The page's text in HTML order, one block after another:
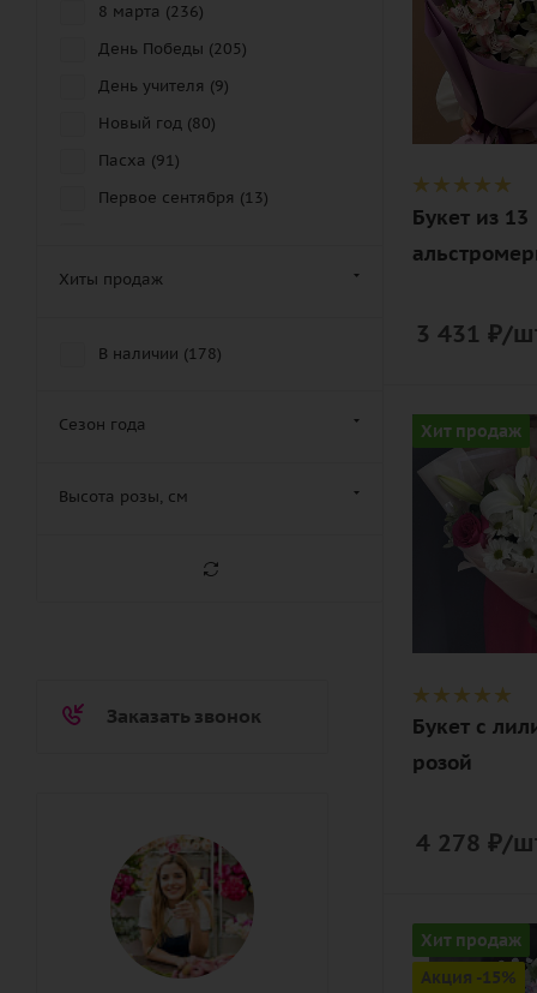
Описание
лента,
упаковка
Букет из 13
3 431 ₽/
Хит продаж
Цвет
белый,
нежный,
розовый
Описание
лилия, роза,
упаковка
Букет с
розой
4 278 ₽/
Хит продаж
Акция -15%
Цвет
розовый
8 марта (236)
День Победы (205)
День учителя (9)
Новый год (80)
Пасха (91)
Первое сентября (13)
Праздник матери (
Рождество (43)
Хэллоуин (
Хиты продаж
В наличии (178)
Сезон года
Высота розы, см
Заказать звонок